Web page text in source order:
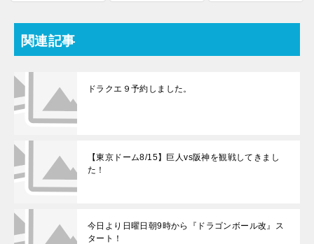
関連記事
ドラクエ９予約しました。
【東京ドーム8/15】巨人vs阪神を観戦してきまし
た！
今日より日曜日朝9時から『ドラゴンボール改』ス
タート！